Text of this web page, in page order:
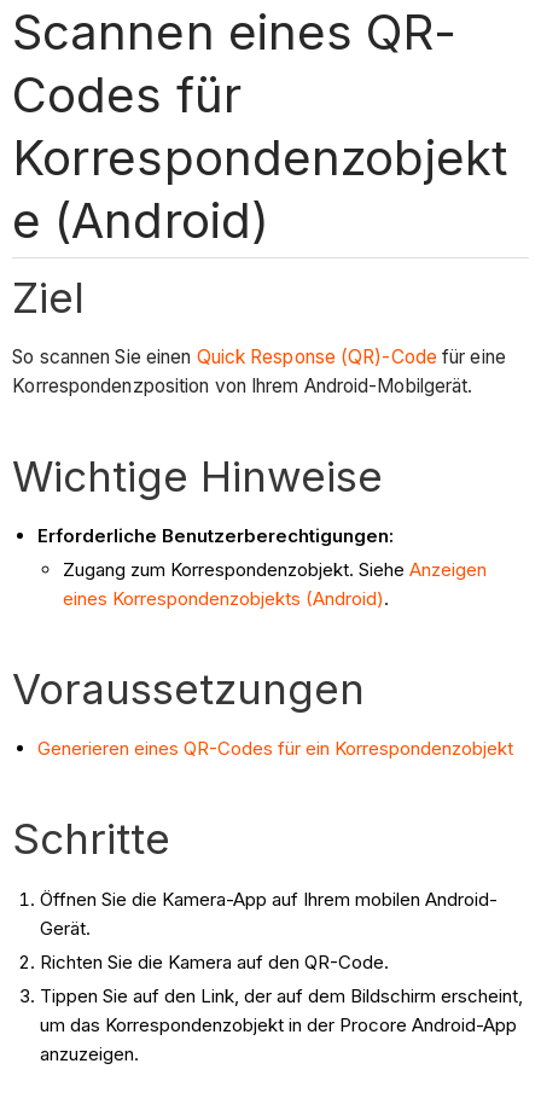
Scannen eines QR-
Codes für
Korrespondenzobjekt
e (Android)
Ziel
So scannen Sie einen Quick Response (QR)-Code für eine
Korrespondenzposition von Ihrem Android-Mobilgerät.
Wichtige Hinweise
Erforderliche Benutzerberechtigungen:
Zugang zum Korrespondenzobjekt. SieheAnzeigen
eines Korrespondenzobjekts (Android).
Voraussetzungen
Generieren eines QR-Codes für ein Korrespondenzobjekt
Schritte
Öffnen Sie die Kamera-App auf Ihrem mobilen Android-
Gerät.
Richten Sie die Kamera auf den QR-Code.
Tippen Sie auf den Link, der auf dem Bildschirm erscheint,
um das Korrespondenzobjekt in der Procore Android-App
anzuzeigen.